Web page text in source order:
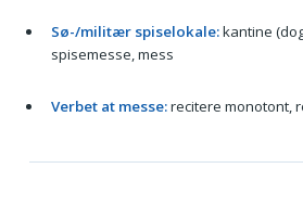
Sø-/militær spiselokale:kantine
spisemesse, mess
Verbet at messe:recitere monotont,